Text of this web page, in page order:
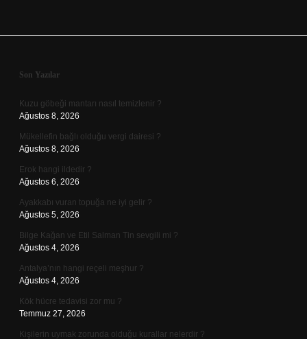
Sidebar
Son Yazılar
Kuzu göbeği mantarı nasıl temizlenir ?
Ağustos 8, 2026
Mükellefin bağlı olduğu vergi dairesi ?
Ağustos 8, 2026
Erok hangi ildedir ?
Ağustos 6, 2026
Ayakkabı vuran topuğa ne iyi gelir ?
Ağustos 5, 2026
Bilge Kağan ve Etil Salman Tin sevgili mi ?
Ağustos 4, 2026
Antalya’nın hangi reçeli meşhur ?
Ağustos 4, 2026
Kök hücre tedavisi zor mu ?
Temmuz 27, 2026
Kişilerin uymak zorunda olduğu kurallar nelerdir ?